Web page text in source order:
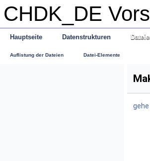
CHDK_DE
Hauptseite Datenstrukturen
Auflistung der Dateien Datei-Elemente